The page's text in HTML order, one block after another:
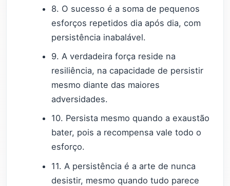
8. O sucesso é a soma de pequenos
esforços repetidos dia após dia, com
persistência inabalável.
9. A verdadeira força reside na
resiliência, na capacidade de persistir
mesmo diante das maiores
adversidades.
10. Persista mesmo quando a exaustão
bater, pois a recompensa vale todo o
esforço.
11. A persistência é a arte de nunca
desistir, mesmo quando tudo parece